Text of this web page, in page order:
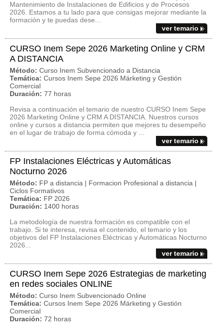
Mantenimiento de Instalaciones de Edificios y de Procesos
2026. Estamos a tu lado para que consigas mejorar mediante la
formación y te puedas dese...
ver temario
CURSO Inem Sepe 2026 Marketing Online y CRM
A DISTANCIA
Método: Curso Inem Subvencionado a Distancia
Temática: Cursos Inem Sepe 2026 Márketing y Gestión
Comercial
Duración: 77 horas
Revisa a continuación el temario de nuestro CURSO Inem Sepe
2026 Marketing Online y CRM A DISTANCIA. Nuestros cursos
online y cursos a distancia permiten que mejores tu desempeño
en el lugar de trabajo de forma cómoda y ...
ver temario
FP Instalaciones Eléctricas y Automáticas
Nocturno 2026
Método: FP a distancia | Formacion Profesional a distancia |
Ciclos Formativos
Temática: FP 2026
Duración: 1400 horas
La metodología de nuestra formación es compatible con el
trabajo. Si te interesa, revisa el contenido, el temario y los
objetivos del FP Instalaciones Eléctricas y Automáticas Nocturno
2026...
ver temario
CURSO Inem Sepe 2026 Estrategias de marketing
en redes sociales ONLINE
Método: Curso Inem Subvencionado Online
Temática: Cursos Inem Sepe 2026 Márketing y Gestión
Comercial
Duración: 72 horas